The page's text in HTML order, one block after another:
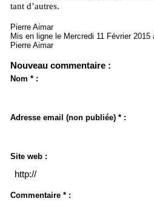
tant d’autres.
Pierre Aimar
Mis en ligne le Mercredi 11 Février 2015
Pierre Aimar
Nouveau commentaire :
Nom * :
Adresse email (non publiée) * :
Site web :
Commentaire * :